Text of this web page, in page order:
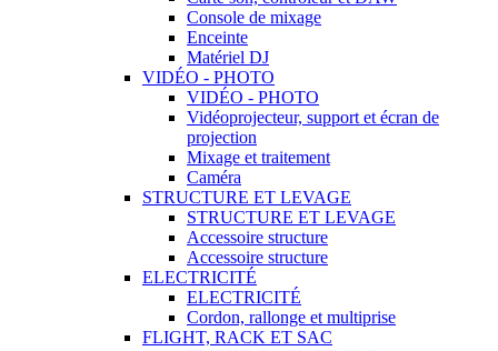
Console de mixage
Enceinte
Matériel DJ
VIDÉO - PHOTO
VIDÉO - PHOTO
Vidéoprojecteur, support et écran de
projection
Mixage et traitement
Caméra
STRUCTURE ET LEVAGE
STRUCTURE ET LEVAGE
Accessoire structure
Accessoire structure
ELECTRICITÉ
ELECTRICITÉ
Cordon, rallonge et multiprise
FLIGHT, RACK ET SAC